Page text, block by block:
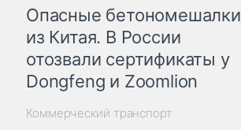
Опасные бетономешалки
из Китая. В России
отозвали сертификаты у
Dongfeng и Zoomlion
Коммерческий транспорт